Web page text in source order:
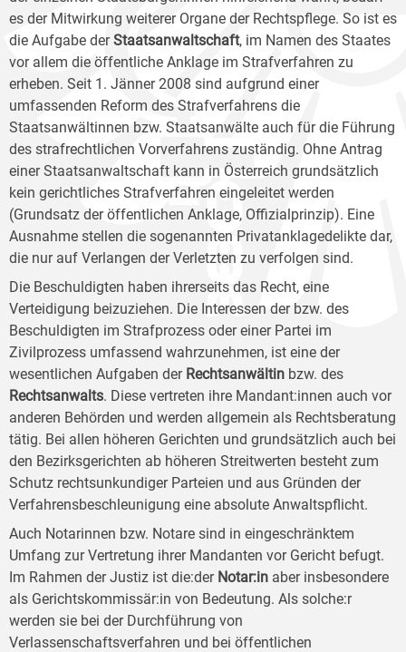
es der Mitwirkung weiterer Organe der Rechtspflege. So ist es
die Aufgabe derStaatsanwaltschaft, im Namen des Staates
vor allem die öffentliche Anklage im Strafverfahren zu
erheben. Seit 1. Jänner 2008 sind aufgrund einer
umfassenden Reform des Strafverfahrens die
Staatsanwältinnen bzw. Staatsanwälte auch für die Führung
des strafrechtlichen Vorverfahrens zuständig. Ohne Antrag
einer Staatsanwaltschaft kann in Österreich grundsätzlich
kein gerichtliches Strafverfahren eingeleitet werden
(Grundsatz der öffentlichen Anklage, Offizialprinzip). Eine
Ausnahme stellen die sogenannten Privatanklagedelikte dar,
die nur auf Verlangen der Verletzten zu verfolgen sind.
Die Beschuldigten haben ihrerseits das Recht, eine
Verteidigung beizuziehen. Die Interessen der bzw. des
Beschuldigten im Strafprozess oder einer Partei im
Zivilprozess umfassend wahrzunehmen, ist eine der
wesentlichen Aufgaben der Rechtsanwältin bzw. des
Rechtsanwalts. Diese vertreten ihre Mandant:innen auch vor
anderen Behörden und werden allgemein als Rechtsberatung
tätig. Bei allen höheren Gerichten und grundsätzlich auch bei
den Bezirksgerichten ab höheren Streitwerten besteht zum
Schutz rechtsunkundiger Parteien und aus Gründen der
Verfahrensbeschleunigung eine absolute Anwaltspflicht.
Auch Notarinnen bzw. Notare sind in eingeschränktem
Umfang zur Vertretung ihrer Mandanten vor Gericht befugt.
Im Rahmen der Justiz ist die:der Notar:in aber insbesondere
als Gerichtskommissär:in von Bedeutung. Als solche:r
werden sie bei der Durchführung von
Verlassenschaftsverfahren und bei öffentlichen